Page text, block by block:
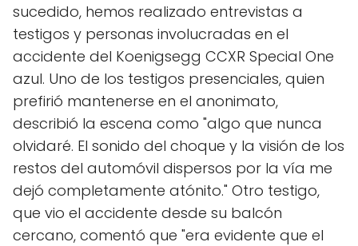
sucedido, hemos realizado entrevistas a
testigos y personas involucradas en el
accidente del Koenigsegg CCXR Special One
azul. Uno de los testigos presenciales, quien
prefirió mantenerse en el anonimato,
describió la escena como "algo que nunca
olvidaré. El sonido del choque y la visión de los
restos del automóvil dispersos por la vía me
dejó completamente atónito." Otro testigo,
que vio el accidente desde su balcón
cercano, comentó que "era evidente que el